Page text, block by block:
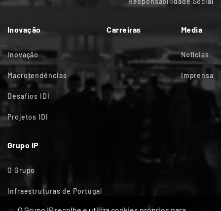
Inovação
Inovação
Macrotendências
Desafios IDI
Projetos IDI
Carreiras Media
Notícias
Imprensa
Grupo IP
O Grupo
Infraestruturas de Portugal